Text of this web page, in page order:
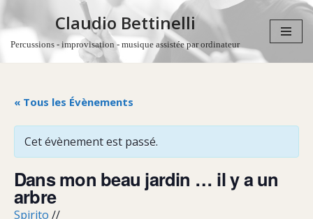
Aller
Claudio Bettinelli
Percussions - improvisation - musique assistée par ordinateur
« Tous les Évènements
Cet évènement est passé.
Dans mon beau jardin … il y a un
arbre
Spirito //